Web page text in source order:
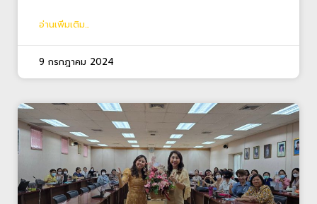
อ่านเพิ่มเติม...
9 กรกฎาคม 2024